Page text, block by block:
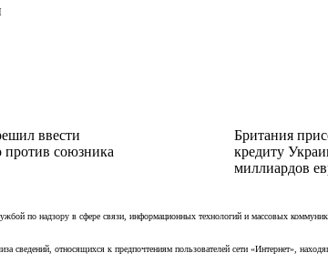
ввести
против союзника
Британия
кредиту
миллиардов
по надзору в сфере связи, информационных технологий и массовых
сведений, относящихся к предпочтениям пользователей сети «Интернет»,